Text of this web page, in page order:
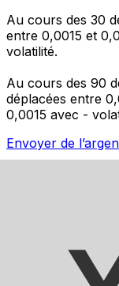
Au cours des 30
entre 0,0015 et
volatilité.
Au cours des 90
déplacées entre
0,0015 avec -
Envoyer de
et la gestion de
programmez des